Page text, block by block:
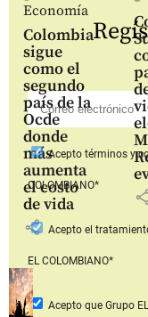
Economía
Colombia
sigue
como el
segundo
país de la
Ocde
donde
más
aumenta
el costo
de vida
share
Aceptotérminos y
COLOMBIANO*
Acepto el
EL COLOMBIANO*
Acepto que Grupo